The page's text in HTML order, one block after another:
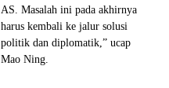
AS. Masalah ini pada akhirnya
harus kembali ke jalur solusi
politik dan diplomatik,” ucap
Mao Ning.